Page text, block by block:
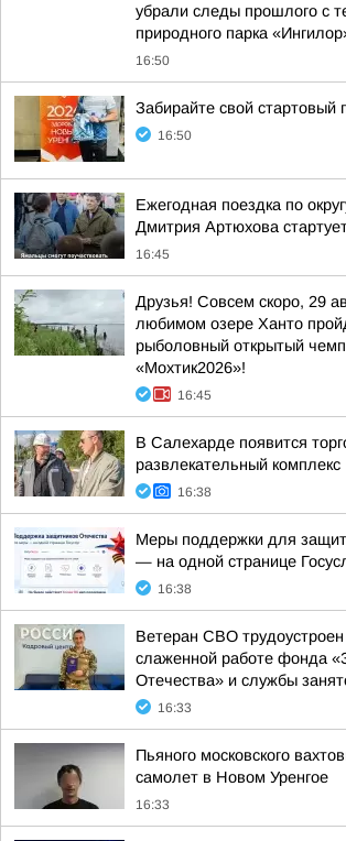
убрали следы прошлого с
природного парка
16:50
Забирайте свой стартовый
16:50
Ежегодная поездка по
Дмитрия Артюхова
16:45
Друзья! Совсем скоро, 29
любимом озере Ханто
рыболовный открытый
«Мохтик2026»!
16:45
В Салехарде появится
развлекательный комплекс
16:38
Меры поддержки для
— на одной странице
16:38
Ветеран СВО трудоустроен
слаженной работе фонда
Отечества» и службы
16:33
Пьяного московского
самолет в Новом Уренгое
16:33